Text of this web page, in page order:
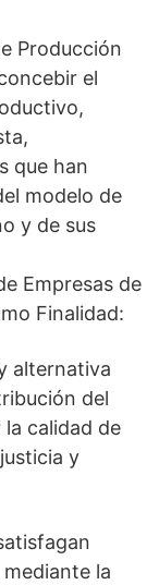
Producción
el
que han
modelo de
y de sus
Empresas de
Finalidad:
alternativa
del
calidad de
y
la